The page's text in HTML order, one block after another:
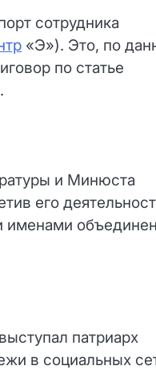
сотрудника
«Э»). Это, по
по статье
и Минюста
его
именами
патриарх
в социальных